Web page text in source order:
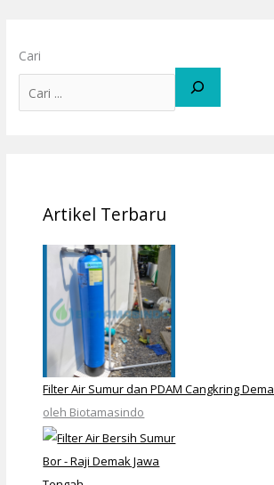
Cari
Artikel Terbaru
Filter Air Sumur dan PDAM Cangkring
oleh Biotamasindo